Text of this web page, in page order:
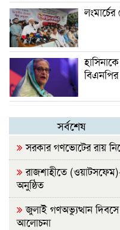
বিএনপির
সর্বশেষ
সরকার গণভোটের রায়
রাজশাহীতে
অনুষ্ঠিত
জুলাই গণঅভ্যুত্থান
আলোচনা